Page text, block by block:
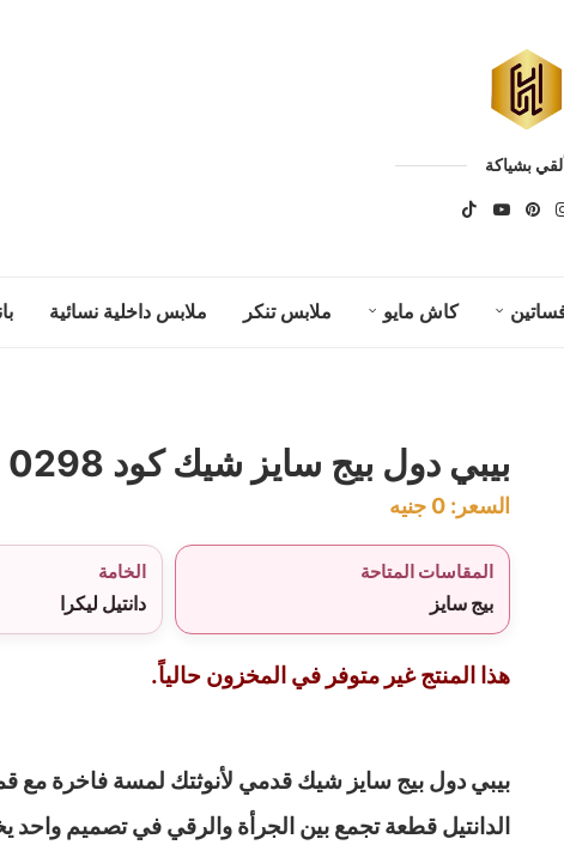
بشياكة
كاش مايو ملابس تنكر ملابس داخلية نسائية
بيبي دول بيج سايز شيك كود 0298
السعر: 0 جنيه
المقاسات المتاحة
بيج سايز
الخامة
دانتيل ليكرا
هذا المنتج غير متوفر في المخزون حالياً.
بيبي دول بيج سايز شيك قدمي لأنوثتك لمسة فاخرة مع
الدانتيل قطعة تجمع بين الجرأة والرقي في تصميم واحد